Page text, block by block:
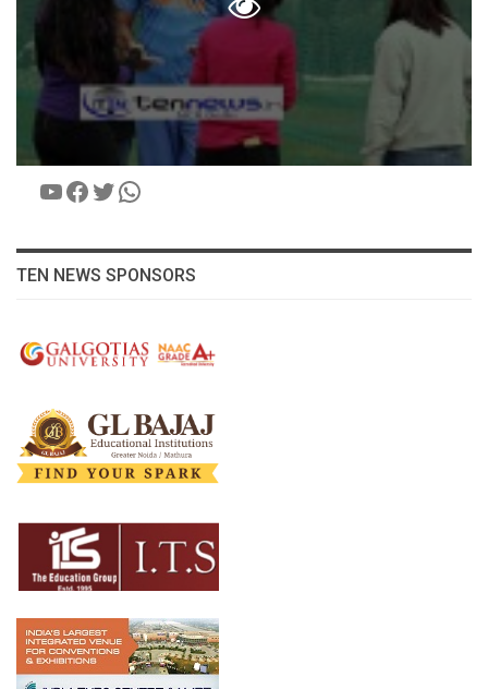
YouTube
Facebook
Twitter
WhatsApp
TEN NEWS SPONSORS